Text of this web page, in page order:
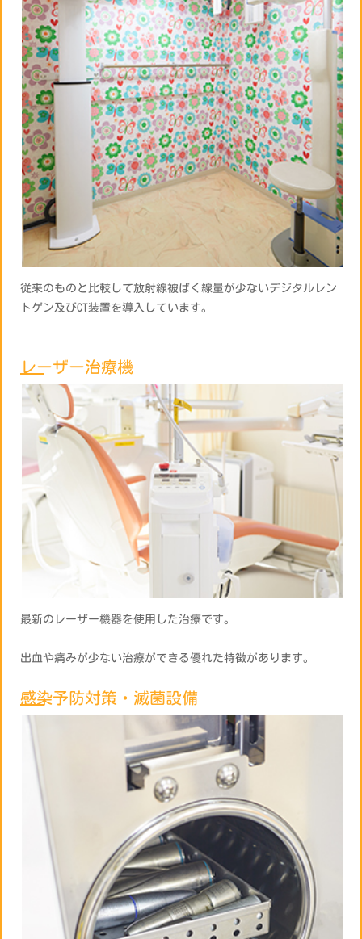
従来のものと比較して放射線被ばく線量が少ないデジタルレン
トゲン及びCT装置を導入しています。
レーザー治療機
最新のレーザー機器を使用した治療です。
出血や痛みが少ない治療ができる優れた特徴があります。
感染予防対策・滅菌設備